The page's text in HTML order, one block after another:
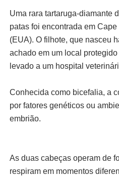
Uma rara tartaruga-diamante
patas foi encontrada em
(EUA). O filhote, que nasceu
achado em um local
levado a um hospital
Conhecida como bicefalia, a
por fatores genéticos ou
embrião.
As duas cabeças operam de
respiram em momentos